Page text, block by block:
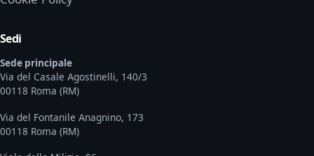
Sedi
Sede principale
Via del Casale Agostinelli, 140/3
00118 Roma (RM)
Via del Fontanile Anagnino, 173
00118 Roma (RM)